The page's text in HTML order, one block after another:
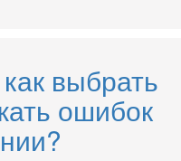
выбрать
ошибок